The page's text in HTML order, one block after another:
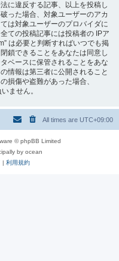
に違反する記事、以上を投稿し
った場合、対象ユーザーのアカ
は対象ユーザーのプロバイダに
ての投稿記事には投稿者の IPア
は必要と判断すればいつでも掲
鎖できることをあなたは同意し
ベースに保管されることをあな
情報は第三者に公開されること
損傷や盗難があった場合、
ません。
All times are UTC+09:00
© phpBB Limited
by ocean
| 利用規約